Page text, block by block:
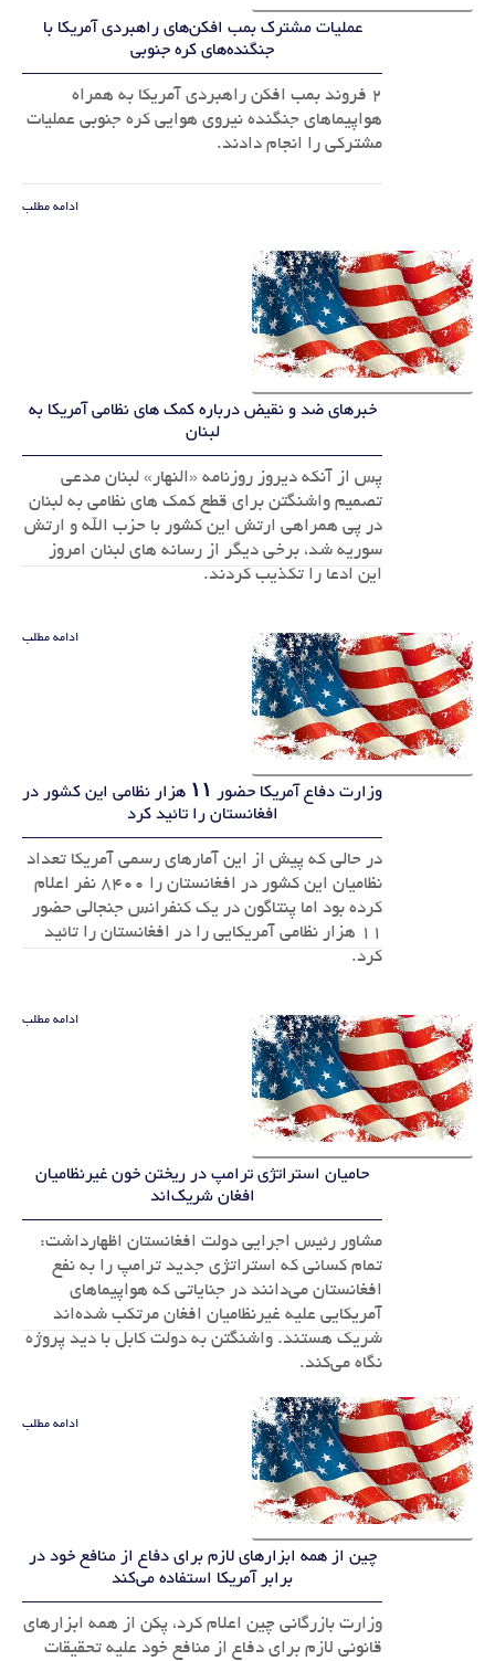
عملیات مشترک بمب افکن‌های راهبردی آمریکا با
جنگنده‌های کره جنوبی
۲ فروند بمب افکن راهبردی آمریکا به همراه
هواپیماهای جنگنده نیروی هوایی کره جنوبی عملیات
مشترکی را انجام دادند.
ادامه مطلب
خبرهای ضد و نقیض درباره کمک های نظامی آمریکا به
لبنان
پس از آنکه دیروز روزنامه «النهار» لبنان مدعی
تصمیم واشنگتن برای قطع کمک های نظامی به لبنان
در پی همراهی ارتش این کشور با حزب الله و ارتش
سوریه شد، برخی دیگر از رسانه های لبنان امروز
این ادعا را تکذیب کردند.
ادامه مطلب
وزارت دفاع آمریکا حضور ۱۱ هزار نظامی این کشور در
افغانستان را تائید کرد
در حالی که پیش از این آمارهای رسمی آمریکا تعداد
نظامیان این کشور در افغانستان را ۸۴۰۰ نفر اعلام
کرده بود اما پنتاگون در یک کنفرانس جنجالی حضور
۱۱ هزار نظامی آمریکایی را در افغانستان را تائید
کرد.
ادامه مطلب
حامیان استراتژی ترامپ در ریختن خون غیرنظامیان
افغان شریک‌اند
مشاور رئیس اجرایی دولت افغانستان اظهارداشت:
تمام کسانی که استراتژی جدید ترامپ را به نفع
افغانستان می‌دانند در جنایاتی که هواپیماهای
آمریکایی علیه غیرنظامیان افغان مرتکب شده‌اند
شریک هستند. واشنگتن به دولت کابل با دید پروژه
نگاه می‌کند.
ادامه مطلب
چین از همه ابزارهای لازم برای دفاع از منافع خود در
برابر آمریکا استفاده می‌کند
وزارت بازرگانی چین اعلام کرد، پکن از همه ابزارهای
قانونی لازم برای دفاع از منافع خود علیه تحقیقات